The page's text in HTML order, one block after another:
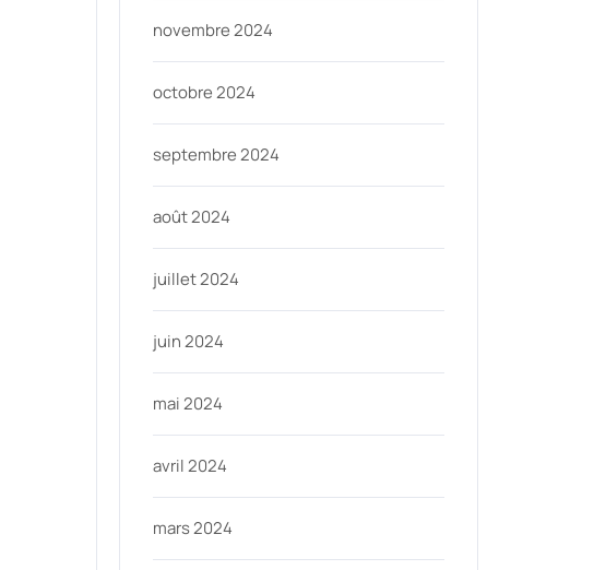
novembre 2024
octobre 2024
septembre 2024
août 2024
juillet 2024
juin 2024
mai 2024
avril 2024
mars 2024